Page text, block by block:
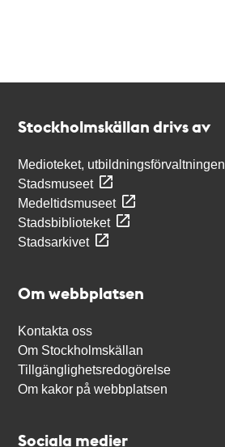
Stockholmskällan drivs av
Medioteket, utbildningsförvaltningen
Stadsmuseet
Medeltidsmuseet
Stadsbiblioteket
Stadsarkivet
Om webbplatsen
Kontakta oss
Om Stockholmskällan
Tillgänglighetsredogörelse
Om kakor på webbplatsen
Sociala medier